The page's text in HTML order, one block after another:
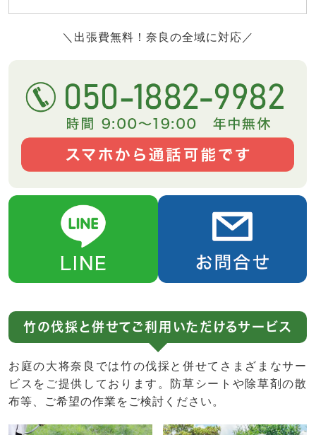
＼出張費無料！奈良の全域に対応／
竹の伐採と併せてご利用いただけるサービス
お庭の大将奈良では竹の伐採と併せてさまざまなサー
ビスをご提供しております。防草シートや除草剤の散
布等、ご希望の作業をご検討ください。